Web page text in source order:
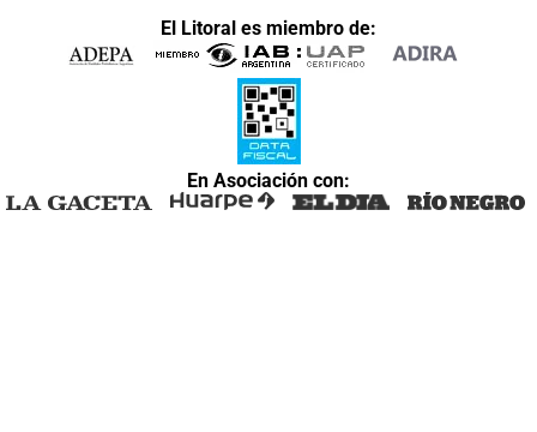
El Litoral es miembro de:
En Asociación con: